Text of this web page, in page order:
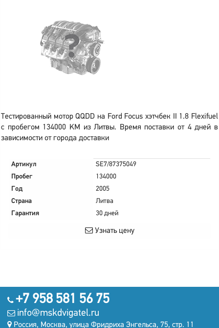
Тестированный мотор QQDD на Ford Focus хэтчбек II 1.8 Flexifuel
с пробегом 134000 KM из Литвы. Время поставки от 4 дней в
зависимости от города доставки
Артикул
SE7/87375049
Пробег
134000
Год
2005
Страна
Литва
Гарантия
30 дней
Узнать цену
+7 958 581 56 75
info@mskdvigatel.ru
Россия, Москва, улица Фридриха Энгельса, 75, стр. 11